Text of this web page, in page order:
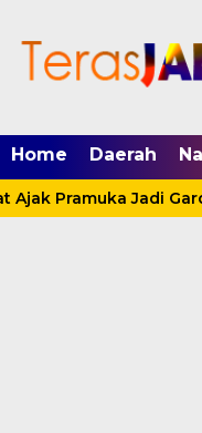
Home Daerah
Pramuka Jadi